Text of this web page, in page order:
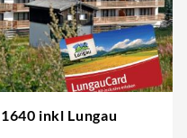
inkl Lungau